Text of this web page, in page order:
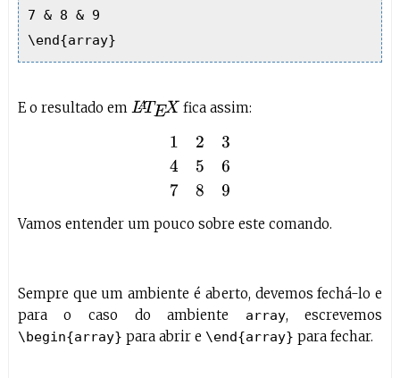
7 & 8 & 9
\end{array}
E o resultado em LATEX fica assim:
12 56 89
Vamos entender um pouco sobre este comando.
Sempre que um ambiente é aberto, devemos fechá-lo e
para o caso do ambiente
array, escrevemos
\begin{array} para abrir e \end{array} para fechar.